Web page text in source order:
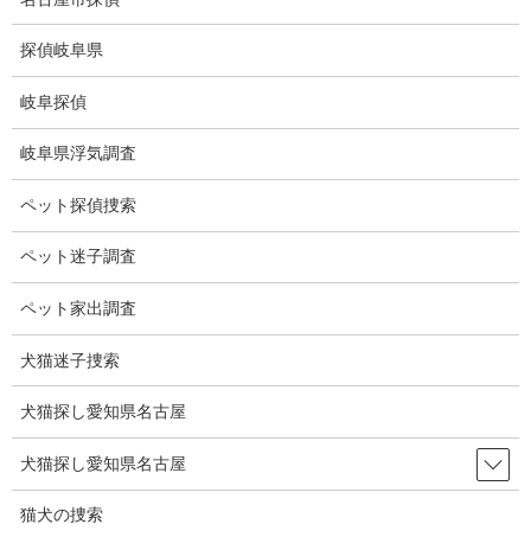
に
動
ョ
に
動
会社案内
HOME 会社案内
会社案内
名 称
Toshin.Sakuraビル 10F
名古屋市中区新栄2-41-11
ベストビル6B
探偵岐阜県
岐阜探偵
岐阜県浮気調査
ペット探偵捜索
ペット迷子調査
ペット家出調査
犬猫迷子捜索
犬猫探し愛知県名古屋
犬猫探し愛知県名古屋
猫犬の捜索